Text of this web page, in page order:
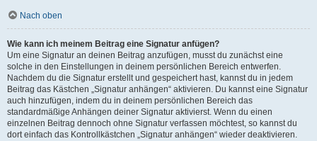
Nach oben
Wie kann ich meinem Beitrag eine Signatur anfügen?
Um eine Signatur an deinen Beitrag anzufügen, musst du zunächst eine
solche in den Einstellungen in deinem persönlichen Bereich entwerfen.
Nachdem du die Signatur erstellt und gespeichert hast, kannst du in jedem
Beitrag das Kästchen „Signatur anhängen“ aktivieren. Du kannst eine Signatur
auch hinzufügen, indem du in deinem persönlichen Bereich das
standardmäßige Anhängen deiner Signatur aktivierst. Wenn du einen
einzelnen Beitrag dennoch ohne Signatur verfassen möchtest, so kannst du
dort einfach das Kontrollkästchen „Signatur anhängen“ wieder deaktivieren.